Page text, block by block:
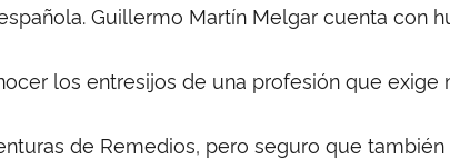
Guillermo Martín Melgar cuenta con
los entresijos de una profesión que
de Remedios, pero seguro que